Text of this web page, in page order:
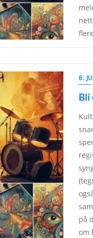
6.
Bli
på
om